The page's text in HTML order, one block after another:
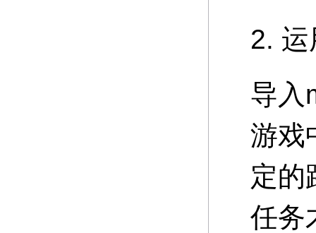
2.
导入
游戏
定的
任务